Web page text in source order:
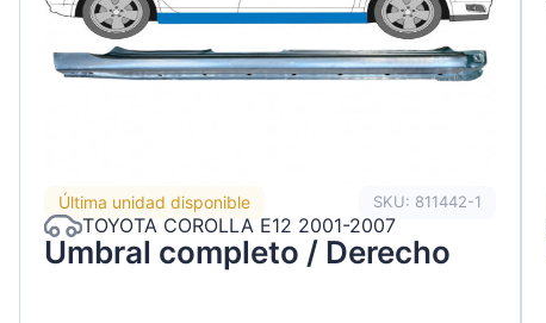
Última unidad disponible SKU: 811442-1
TOYOTA COROLLA E12 2001-2007
Umbral completo / Derecho